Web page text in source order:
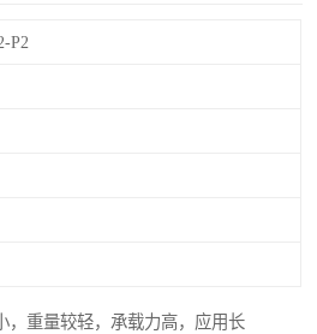
P2
，重量较轻，承载力高，应用长